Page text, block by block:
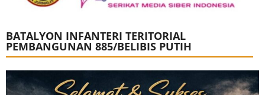
BATALYON INFANTERI TERITORIAL
PEMBANGUNAN 885/BELIBIS PUTIH